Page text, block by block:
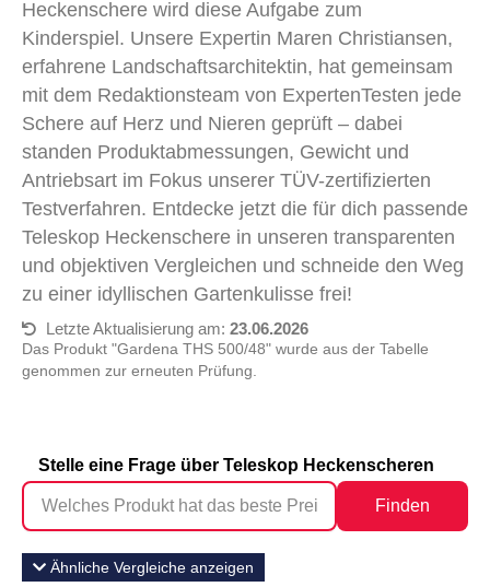
Heckenschere wird diese Aufgabe zum
Kinderspiel. Unsere Expertin Maren Christiansen,
erfahrene Landschaftsarchitektin, hat gemeinsam
mit dem Redaktionsteam von ExpertenTesten jede
Schere auf Herz und Nieren geprüft – dabei
standen Produktabmessungen, Gewicht und
Antriebsart im Fokus unserer TÜV-zertifizierten
Testverfahren. Entdecke jetzt die für dich passende
Teleskop Heckenschere in unseren transparenten
und objektiven Vergleichen und schneide den Weg
zu einer idyllischen Gartenkulisse frei!
Letzte Aktualisierung am: 23.06.2026
Das Produkt "Gardena THS 500/48" wurde aus der Tabelle
genommen zur erneuten Prüfung.
Stelle eine Frage über Teleskop Heckenscheren
Finden
Ähnliche Vergleiche anzeigen